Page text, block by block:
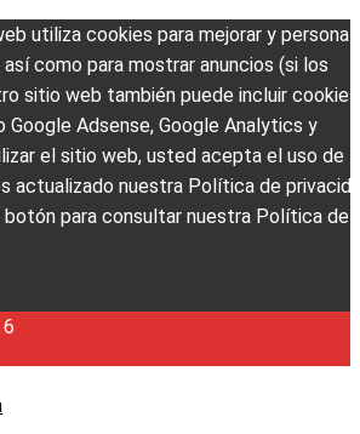
utiliza cookies para mejorar y
como para mostrar anuncios (si los
sitio web también puede incluir
Google Adsense, Google Analytics y
el sitio web, usted acepta el uso de
actualizado nuestra Política de
botón para consultar nuestra Política de